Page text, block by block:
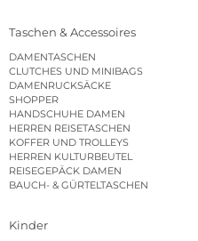
Taschen & Accessoires
DAMENTASCHEN
CLUTCHES UND MINIBAGS
DAMENRUCKSÄCKE
SHOPPER
HANDSCHUHE DAMEN
HERREN REISETASCHEN
KOFFER UND TROLLEYS
HERREN KULTURBEUTEL
REISEGEPÄCK DAMEN
BAUCH- & GÜRTELTASCHEN
Kinder